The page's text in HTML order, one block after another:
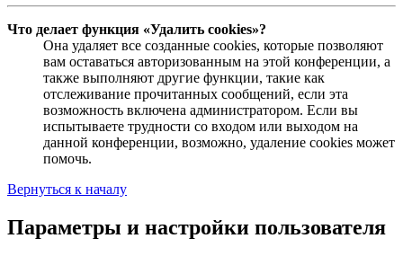
Что делает функция «Удалить cookies»?
Она удаляет все созданные cookies, которые позволяют
вам оставаться авторизованным на этой конференции, а
также выполняют другие функции, такие как
отслеживание прочитанных сообщений, если эта
возможность включена администратором. Если вы
испытываете трудности со входом или выходом на
данной конференции, возможно, удаление cookies может
помочь.
Вернуться к началу
Параметры и настройки пользователя